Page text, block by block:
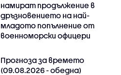
намират продължение в
дръзновението на най-
младото попълнение от
военноморски офицери
Прогноза за времето
(09.08.2026 - обедна)